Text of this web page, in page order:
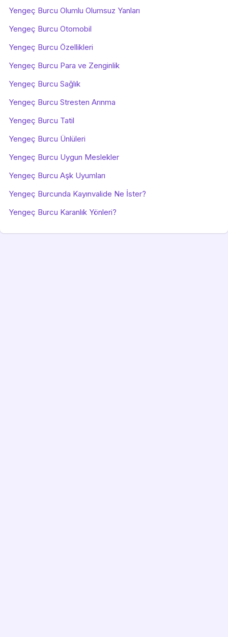
Yengeç Burcu Olumlu Olumsuz Yanları
Yengeç Burcu Otomobil
Yengeç Burcu Özellikleri
Yengeç Burcu Para ve Zenginlik
Yengeç Burcu Sağlık
Yengeç Burcu Stresten Arınma
Yengeç Burcu Tatil
Yengeç Burcu Ünlüleri
Yengeç Burcu Uygun Meslekler
Yengeç Burcu Aşk Uyumları
Yengeç Burcunda Kayınvalide Ne İster?
Yengeç Burcu Karanlık Yönleri?